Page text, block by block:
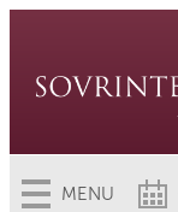
MENU